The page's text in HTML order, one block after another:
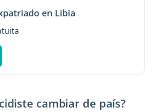
en Libia
cambiar de país?